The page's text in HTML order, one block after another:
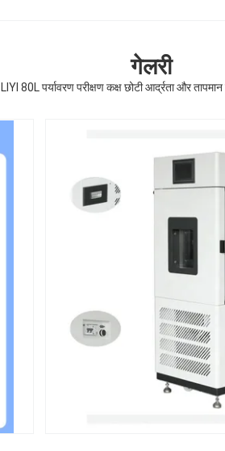
गेलरी
LIYI 80L पर्यावरण परीक्षण कक्ष छोटी आर्द्रता और